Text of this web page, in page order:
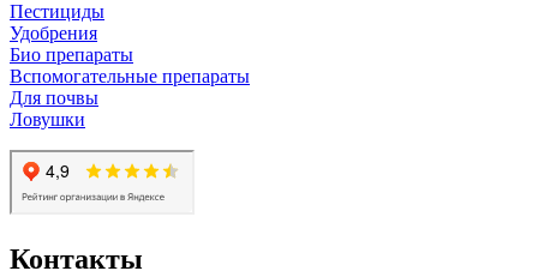
Пестициды
Удобрения
Био препараты
Вспомогательные препараты
Для почвы
Ловушки
Контакты